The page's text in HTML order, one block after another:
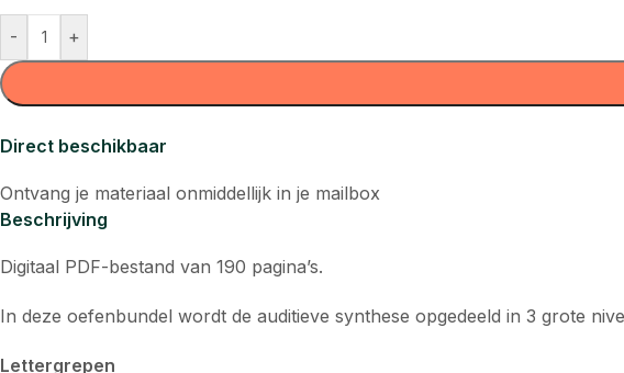
- +
Direct beschikbaar
Ontvang je materiaal onmiddellijk in je mailbox
Beschrijving
Digitaal PDF-bestand van 190 pagina’s.
In deze oefenbundel wordt de auditieve synthese opgedeeld in 3 grote
Lettergrepen